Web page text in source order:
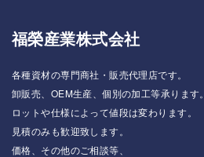
福榮産業株式会社
各種資材の専門商社・販売代理店です。
卸販売、OEM生産、個別の加工等承ります。
ロットや仕様によって値段は変わります。
見積のみも歓迎致します。
価格、その他のご相談等、